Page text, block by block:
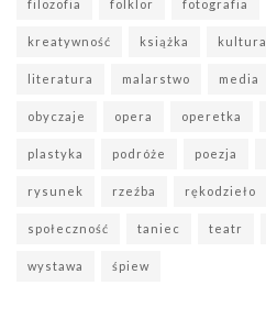
filozofia folklor fotografia
kreatywność książka kultura
literatura malarstwo media
obyczaje opera operetka
plastyka podróże poezja
rysunek rzeźba rękodzieło
społeczność taniec teatr
wystawa śpiew